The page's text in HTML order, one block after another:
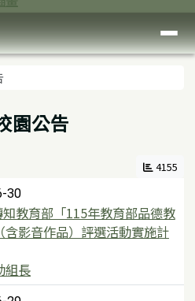
園公告
4155
30
教育部「115年教育部品德教
含影音作品）評選活動實施計
組長